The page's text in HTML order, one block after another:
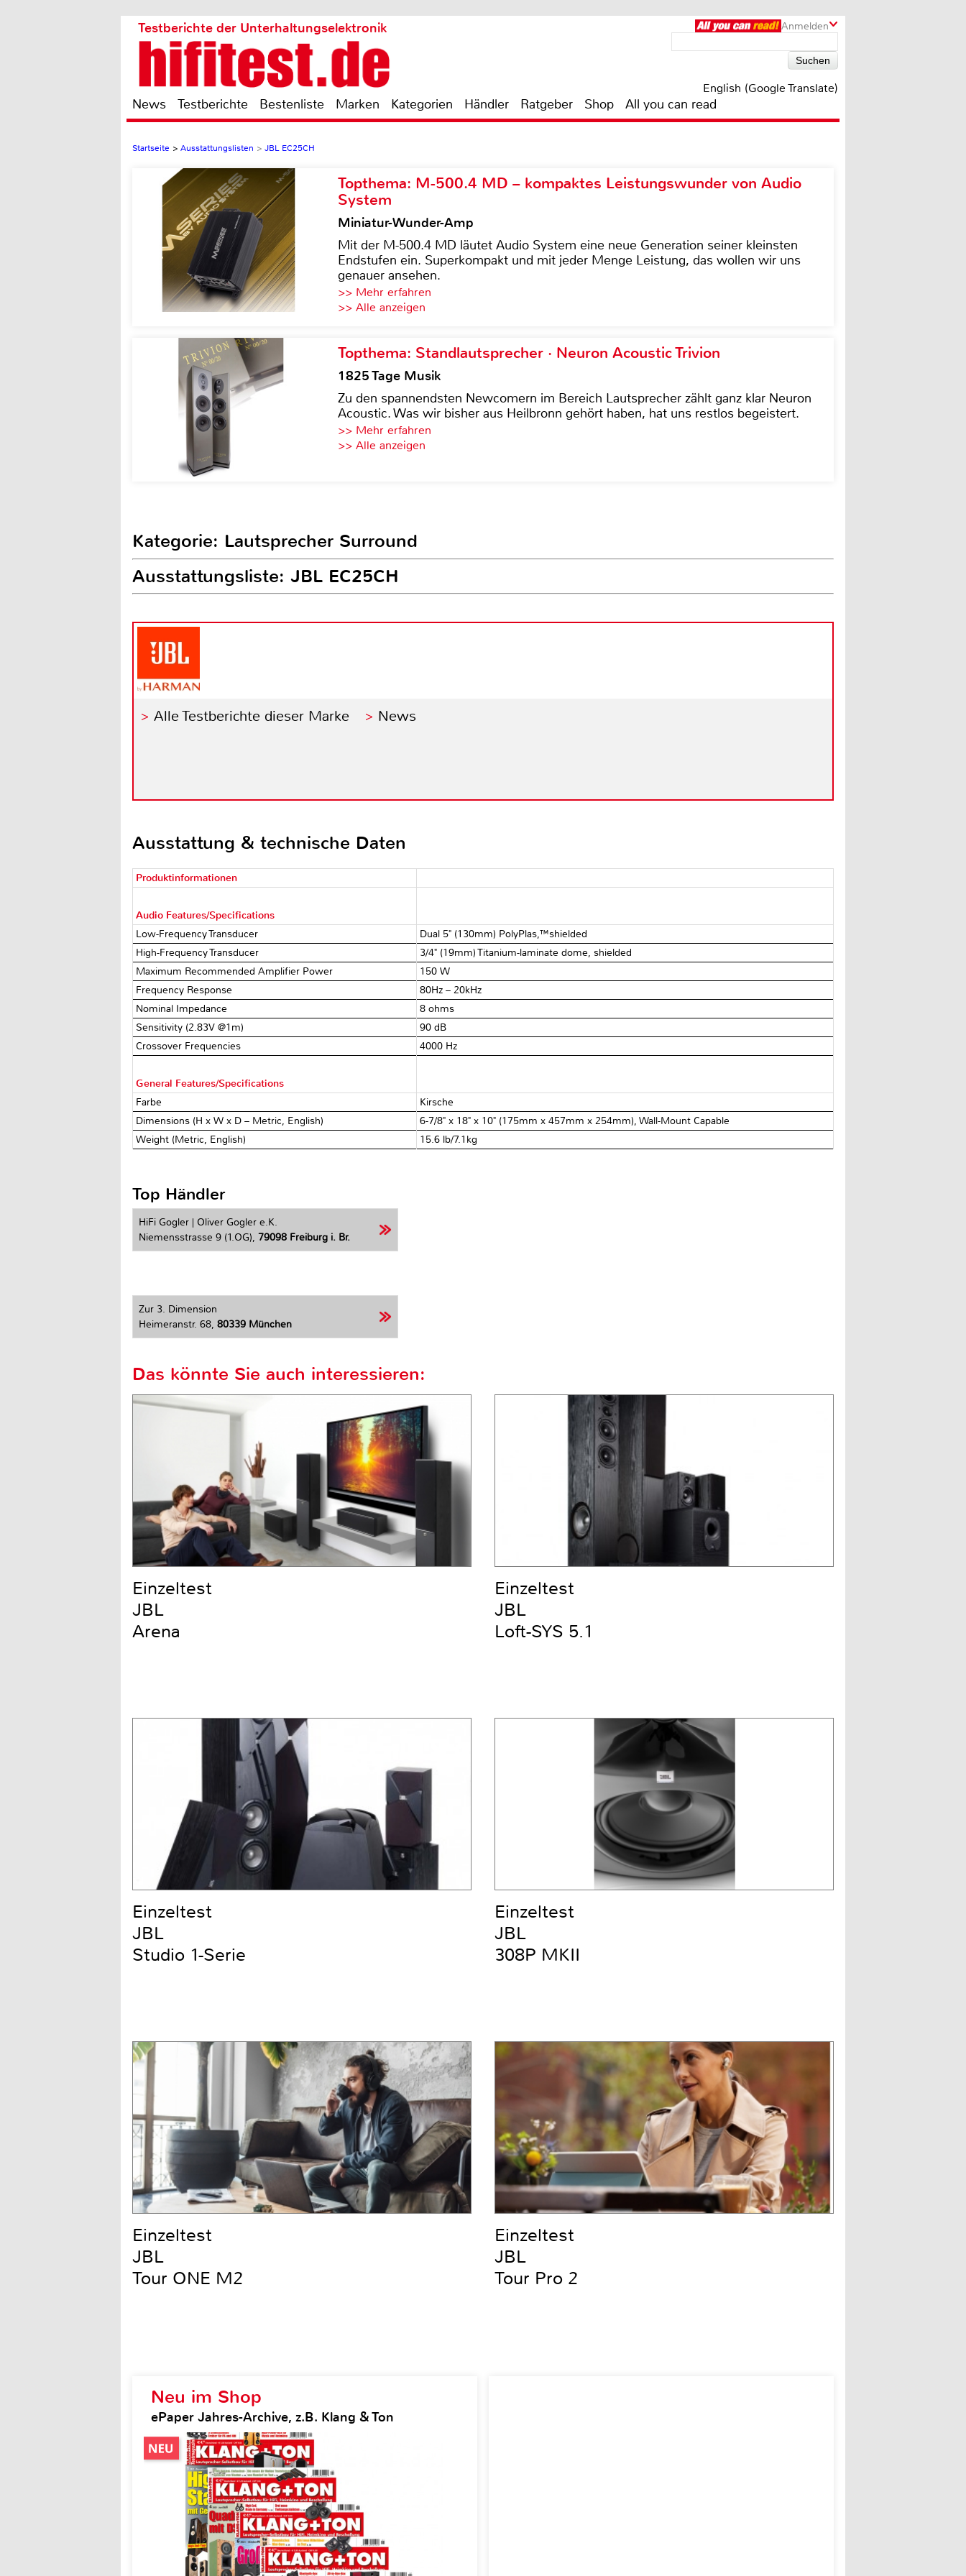
Anmelden
Testberichte der Unterhaltungselektronik
English (Google Translate)
News Testberichte Bestenliste Marken Kategorien Händler Ratgeber Shop All you can read
Startseite > Ausstattungslisten > JBL EC25CH
Topthema: M-500.4 MD – kompaktes Leistungswunder von Audio
System
Miniatur-Wunder-Amp
Mit der M-500.4 MD läutet Audio System eine neue Generation seiner kleinsten
Endstufen ein. Superkompakt und mit jeder Menge Leistung, das wollen wir uns
genauer ansehen.
>> Mehr erfahren
>> Alle anzeigen
Topthema: Standlautsprecher · Neuron Acoustic Trivion
1825 Tage Musik
Zu den spannendsten Newcomern im Bereich Lautsprecher zählt ganz klar Neuron
Acoustic. Was wir bisher aus Heilbronn gehört haben, hat uns restlos begeistert.
>> Mehr erfahren
>> Alle anzeigen
Kategorie: Lautsprecher Surround
Ausstattungsliste: JBL EC25CH
Alle Testberichte dieser Marke News
Ausstattung & technische Daten
Produktinformationen
Audio Features/Specifications
Low-Frequency Transducer
Dual 5" (130mm) PolyPlas,™shielded
High-Frequency Transducer
3/4" (19mm) Titanium-laminate dome, shielded
Maximum Recommended Amplifier Power
150 W
Frequency Response
80Hz – 20kHz
Nominal Impedance
8 ohms
Sensitivity (2.83V @1m)
90 dB
Crossover Frequencies
4000 Hz
General Features/Specifications
Farbe
Kirsche
Dimensions (H x W x D – Metric, English)
6-7/8" x 18" x 10" (175mm x 457mm x 254mm), Wall-Mount Capable
Weight (Metric, English)
15.6 lb/7.1kg
Top Händler
HiFi Gogler | Oliver Gogler e.K.
Niemensstrasse 9 (1.OG), 79098 Freiburg i. Br.
Zur 3. Dimension
Heimeranstr. 68, 80339 München
Neu im Shop
ePaper Jahres-Archive, z.B. Klang & Ton
Das könnte Sie auch interessieren:
Einzeltest
JBL
Arena
Einzeltest
JBL
Loft-SYS 5.1
Einzeltest
JBL
Studio 1-Serie
Einzeltest
JBL
308P MKII
Einzeltest
JBL
Tour ONE M2
Einzeltest
JBL
Tour Pro 2